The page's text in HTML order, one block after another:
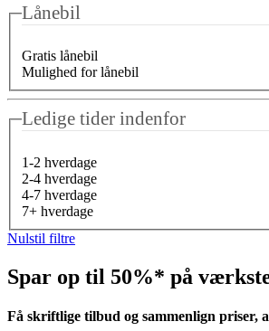
Lånebil
Gratis lånebil
Mulighed for lånebil
Ledige tider indenfor
1-2 hverdage
2-4 hverdage
4-7 hverdage
7+ hverdage
Nulstil filtre
Spar op til 50%* på
Få skriftlige tilbud og sammenlign priser,